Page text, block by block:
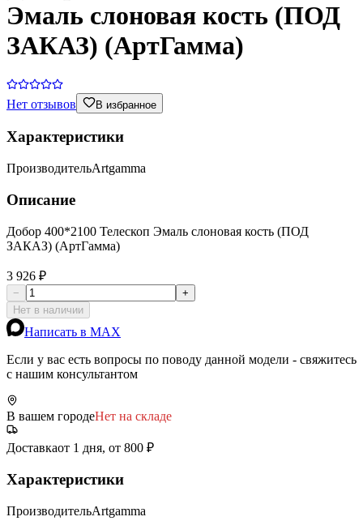
Эмаль слоновая кость (ПОД
ЗАКАЗ) (АртГамма)
Нет отзывов В избранное
Характеристики
ПроизводительArtgamma
Описание
Добор 400*2100 Телескоп Эмаль слоновая кость (ПОД
ЗАКАЗ) (АртГамма)
3 926 ₽
−
+
Нет в наличии
Написать в MAX
Если у вас есть вопросы по поводу данной модели - свяжитесь
с нашим консультантом
В вашем городеНет на складе
Доставкаот 1 дня, от 800 ₽
Характеристики
ПроизводительArtgamma